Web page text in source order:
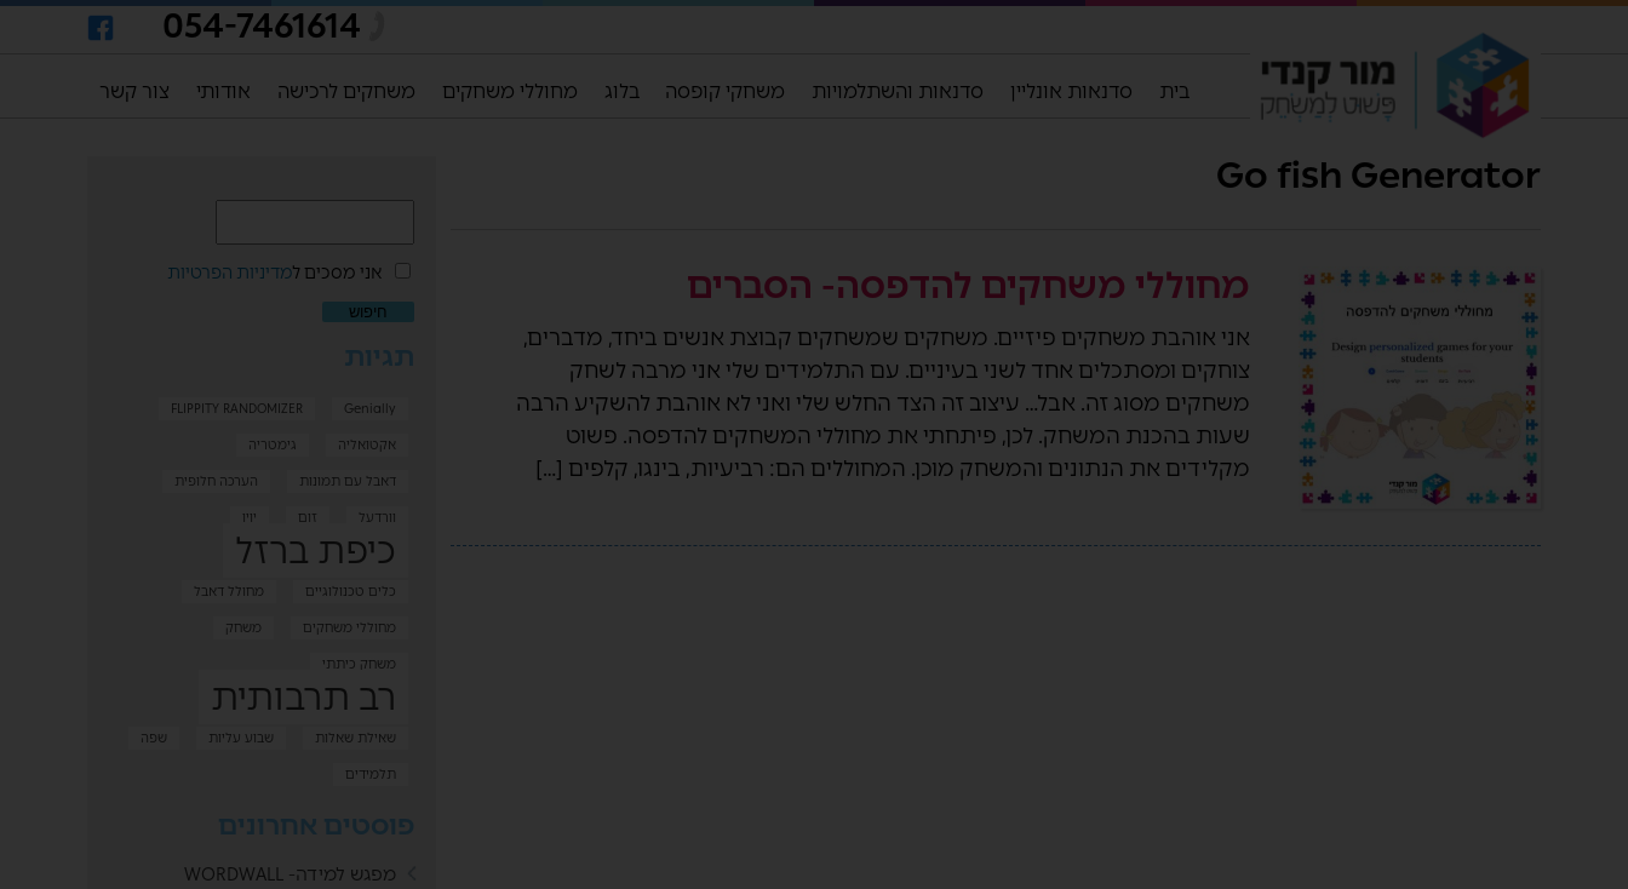
054-7461614
בית סדנאות אונליין סדנאות והשתלמויות משחקי קופסה בלוג מחוללי משחקים משחקים לרכישה אודותי צור קשר
Go fish Generator
מחוללי משחקים להדפסה- הסברים
אני אוהבת משחקים פיזיים. משחקים שמשחקים קבוצת אנשים ביחד, מדברים,
צוחקים ומסתכלים אחד לשני בעיניים. עם התלמידים שלי אני מרבה לשחק
משחקים מסוג זה. אבל… עיצוב זה הצד החלש שלי ואני לא אוהבת להשקיע הרבה
שעות בהכנת המשחק. לכן, פיתחתי את מחוללי המשחקים להדפסה. פשוט
מקלידים את הנתונים והמשחק מוכן. המחוללים הם: רביעיות, בינגו, קלפים […]
אני מסכים למדיניות הפרטיות
תגיות
FLIPPITY RANDOMIZER
Genially
אקטואליה
גימטריה
דאבל עם תמונות
הערכה חלופית
וורדעל
זום יויו
כיפת ברזל
כלים טכנולוגיים
מחולל דאבל
מחוללי משחקים
משחק
משחק כיתתי
רב תרבותית
שאילת שאלות שבוע עליות
שפה
תלמידים
פוסטים אחרונים
מפגש למידה- WORDWALL